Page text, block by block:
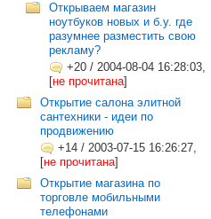
Открываем магазин
ноутбуков новых и б.у. где
разумнее разместить свою
рекламу?
+20 / 2004-08-04 16:28:03,
[не прочитана]
Открытие салона элитной
сантехники - идеи по
продвижению
+14 / 2003-07-15 16:26:27,
[не прочитана]
Открытие магазина по
торговле мобильными
телефонами